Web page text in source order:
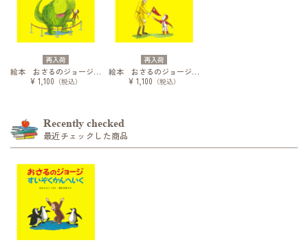
再入荷
絵本 おさるのジョージ きょうりゅうはっけん
¥ 1,100 （税込）
再入荷
絵本 おさるのジョージ やきゅうじょうへいく
¥ 1,100 （税込）
Recently checked
最近チェックした商品